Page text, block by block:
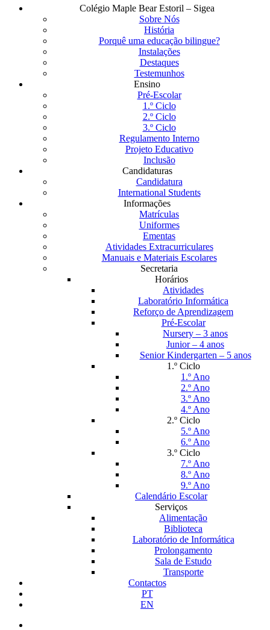
Fechar
Colégio Maple Bear Estoril – Sigea
Sobre Nós
História
Porquê uma educação bilingue?
Instalações
Destaques
Testemunhos
Ensino
Pré-Escolar
1.º Ciclo
2.º Ciclo
3.º Ciclo
Regulamento Interno
Projeto Educativo
Inclusão
Candidaturas
Candidatura
International Students
Informações
Matrículas
Uniformes
Ementas
Atividades Extracurriculares
Manuais e Materiais Escolares
Secretaria
Horários
Atividades
Laboratório Informática
Reforço de Aprendizagem
Pré-Escolar
Nursery – 3 anos
Junior – 4 anos
Senior Kindergarten – 5 anos
1.º Ciclo
1.º Ano
2.º Ano
3.º Ano
4.º Ano
2.º Ciclo
5.º Ano
6.º Ano
3.º Ciclo
7.º Ano
8.º Ano
9.º Ano
Calendário Escolar
Serviços
Alimentação
Biblioteca
Laboratório de Informática
Prolongamento
Sala de Estudo
Transporte
Contactos
PT
EN